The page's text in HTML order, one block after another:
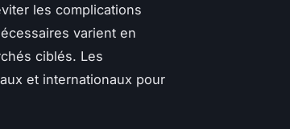
les complications
varient en
ciblés. Les
et internationaux pour